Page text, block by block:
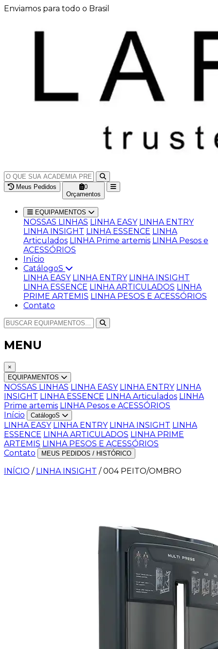
Enviamos para todo o Brasil
Meus Pedidos
0
Orçamentos
EQUIPAMENTOS
NOSSAS LINHAS LINHA EASY LINHA ENTRY
LINHA INSIGHT LINHA ESSENCE LINHA
Articulados LINHA Prime artemis LINHA Pesos e
ACESSÓRIOS
Início
CatálogoS
LINHA EASY LINHA ENTRY LINHA INSIGHT
LINHA ESSENCE LINHA ARTICULADOS LINHA
PRIME ARTEMIS LINHA PESOS E ACESSÓRIOS
Contato
MENU
×
EQUIPAMENTOS
NOSSAS LINHAS LINHA EASY LINHA ENTRY LINHA
INSIGHT LINHA ESSENCE LINHA Articulados LINHA
Prime artemis LINHA Pesos e ACESSÓRIOS
Início
CatálogoS
LINHA EASY LINHA ENTRY LINHA INSIGHT LINHA
ESSENCE LINHA ARTICULADOS LINHA PRIME
ARTEMIS LINHA PESOS E ACESSÓRIOS
Contato
MEUS PEDIDOS / HISTÓRICO
INÍCIO / LINHA INSIGHT / 004 PEITO/OMBRO